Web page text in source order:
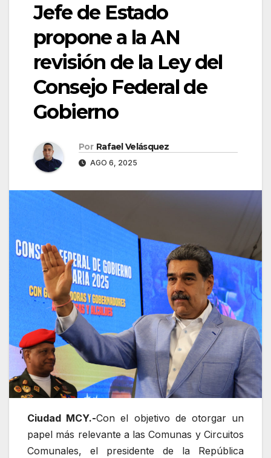
Jefe de Estado
propone a la AN
revisión de la Ley del
Consejo Federal de
Gobierno
Por Rafael Velásquez
AGO 6, 2025
Ciudad MCY.-Con el objetivo de otorgar un
papel más relevante a las Comunas y Circuitos
Comunales, el presidente de la República